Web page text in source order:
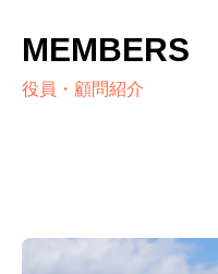
MEMBERS
役員・顧問紹介